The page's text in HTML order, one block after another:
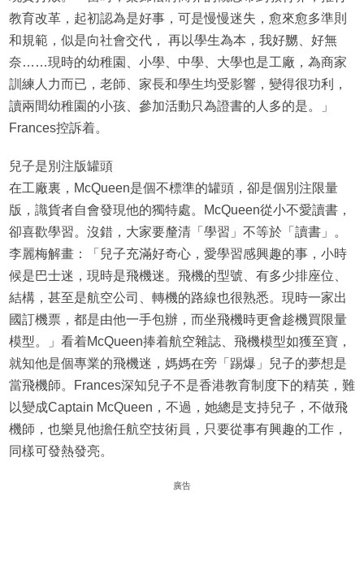
教育改革，起初認為是好事，可是慢慢迷失，愈來愈多準則
和規範，似是向社會交代， 再以學生為本，我好嬲、好無
奈……現時的幼稚園、小學、中學、大學也是工廠，為商家
訓練人力而已，老師、家長和學生均受影響，變得很功利，
讀兩間幼稚園的小孩、參加活動只為證書的人多的是。」
Frances控訴着。
兒子是別注版罐頭
在工廠裏，McQueen是個不標準的罐頭，卻是個別注限量
版，識貨者自會發現他的獨特處。McQueen從小不愛讀書，
卻喜歡學習。沒錯，大家要釐清「學習」不等於「讀書」。
李麗梅解畫：「兒子充滿好奇心，愛學習感興趣的事，小時
候是巴士迷，現時是飛機迷。飛機的型號、有多少排座位、
結構，甚至是航空公司、轉機的路線也很熟悉。現時一家出
國訂機票，都是由他一手包辦，而坐飛機時更會趁機買限量
模型。」看着McQueen捧着航空雜誌、飛機模型如獲至寶，
就知他是個專業的飛機迷，媽媽在旁「踢爆」兒子的夢想是
當飛機師。Frances深知兒子不是香港教育制度下的精英，難
以變成Captain McQueen，不過，她總是支持兒子，不做飛
機師，也樂見他擔任航空技術員，只要從事有興趣的工作，
同樣可發熱發亮。
廣告